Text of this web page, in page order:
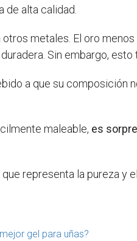
de alta calidad.
metales. El oro
Sin embargo,
a que su composición
maleable, es
representa la pureza y
gel para uñas?